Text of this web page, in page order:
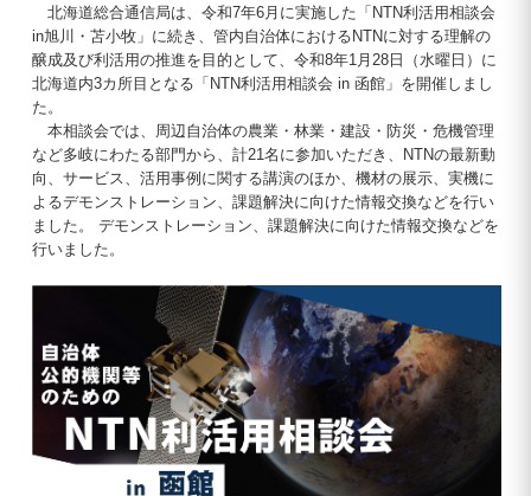
北海道総合通信局は、令和7年6月に実施した「NTN利活用相談会
in旭川・苫小牧」に続き、管内自治体におけるNTNに対する理解の
醸成及び利活用の推進を目的として、令和8年1月28日（水曜日）に
北海道内3カ所目となる「NTN利活用相談会 in 函館」を開催しまし
た。
本相談会では、周辺自治体の農業・林業・建設・防災・危機管理
など多岐にわたる部門から、計21名に参加いただき、NTNの最新動
向、サービス、活用事例に関する講演のほか、機材の展示、実機に
よるデモンストレーション、課題解決に向けた情報交換などを行い
ました。 デモンストレーション、課題解決に向けた情報交換などを
行いました。